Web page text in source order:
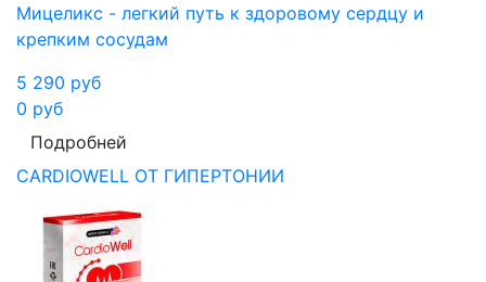
Мицеликс - легкий путь к здоровому сердцу и
крепким сосудам
5 290 руб
0 руб
Подробней
CARDIOWELL ОТ ГИПЕРТОНИИ